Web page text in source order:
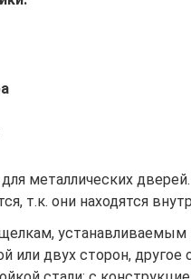
металлических
т.к. они находятся
устанавливаемым
или двух сторон,